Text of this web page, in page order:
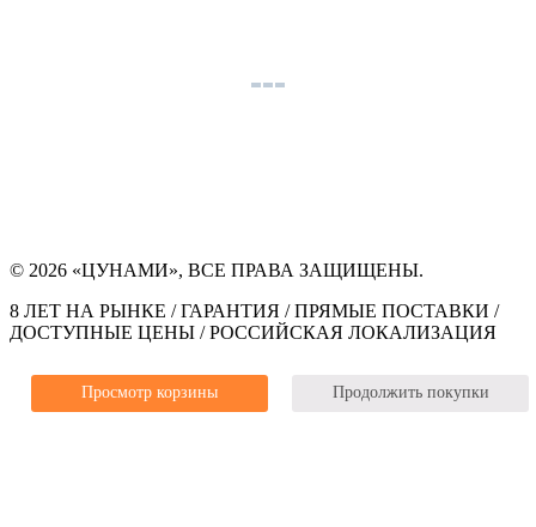
© 2026 «ЦУНАМИ», ВСЕ ПРАВА ЗАЩИЩЕНЫ.
8 ЛЕТ НА РЫНКЕ / ГАРАНТИЯ / ПРЯМЫЕ ПОСТАВКИ /
ДОСТУПНЫЕ ЦЕНЫ / РОССИЙСКАЯ ЛОКАЛИЗАЦИЯ
Просмотр корзины Продолжить покупки